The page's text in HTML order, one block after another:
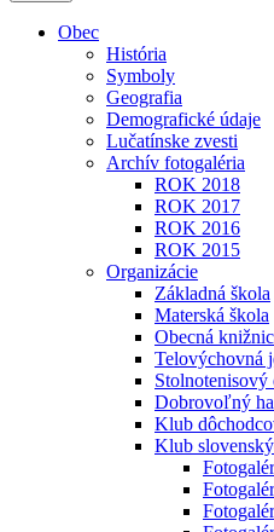
Obec
História
Symboly
Geografia
Demografické údaje
Lučatínske zvesti
Archív fotogaléria
ROK 2018
ROK 2017
ROK 2016
ROK 2015
Organizácie
Základná škola
Materská škola
Obecná
Telovýchovná
Stolnotenisový
Dobrovoľný
Klub
Klub